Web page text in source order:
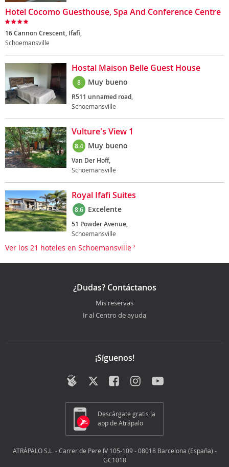
Hotel Cocomo Guesthouse, Spa And Conference Centre
16 Cannon Crescent, Ifafi,
Schoemansville
Hostal Maison Belle Guest House
8 Muy bueno
R511 unnamed road,
Schoemansville
Vulture's View 1
8.4 Muy bueno
Van Der Hoff,
Schoemansville
Royal Ifafi Suites
8.6 Excelente
51 Powder Avenue,
Schoemansville
Ver los 21 hoteles en Schoemansville
¿Dudas? Contáctanos
Mis reservas
Ir al Centro de ayuda
¡Síguenos!
Descárgate gratis la
app de Atrápalo
ATRÁPALO S.L. - Carrer de Pere IV 105-109 - 08018 Barcelona (España) -
GC1018